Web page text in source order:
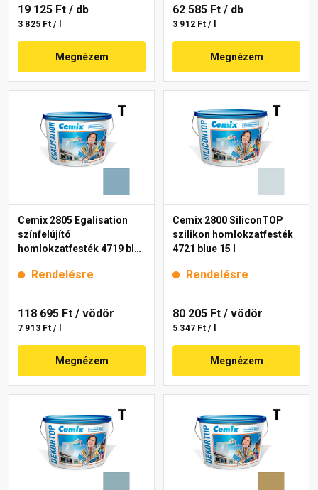
19 125 Ft / db
3 825 Ft / l
Megnézem
62 585 Ft / db
3 912 Ft / l
Megnézem
Cemix 2805 Egalisation
színfelújító
homlokzatfesték 4719 blue
Rendelésre
118 695 Ft / vödör
7 913 Ft / l
Megnézem
Cemix 2800 SiliconTOP
szilikon homlokzatfesték
4721 blue 15 l
Rendelésre
80 205 Ft / vödör
5 347 Ft / l
Megnézem